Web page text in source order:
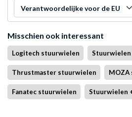
Verantwoordelijke voor de EU
Misschien ook interessant
Logitech stuurwielen Stuurwielen
Thrustmaster stuurwielen MOZA
Fanatec stuurwielen Stuurwielen